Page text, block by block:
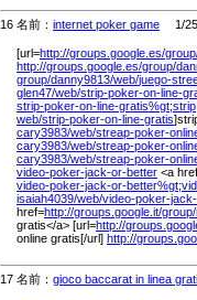
16 名前： internet poker game 1/
[url=http://groups.google.es/
http://groups.google.es/group/
group/danny9813/web/juego-
glen47/web/strip-poker-on-line-
strip-poker-on-line-gratis%gt;strip
web/strip-poker-on-line-gratis
cary3983/web/streap-poker-
cary3983/web/streap-poker-
cary3983/web/streap-poker-
video-poker-jack-or-better <a
video-poker-jack-or-better%
isaiah4039/web/video-poker-
href=http://groups.google.it/group/
gratis</a> [url=http://
online gratis[/url] http://
17 名前： gioco baccarat in linea